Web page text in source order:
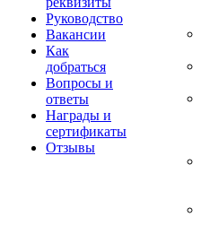
Руководство
Вакансии
Как
добраться
Вопросы и
ответы
Награды и
сертификаты
Отзывы